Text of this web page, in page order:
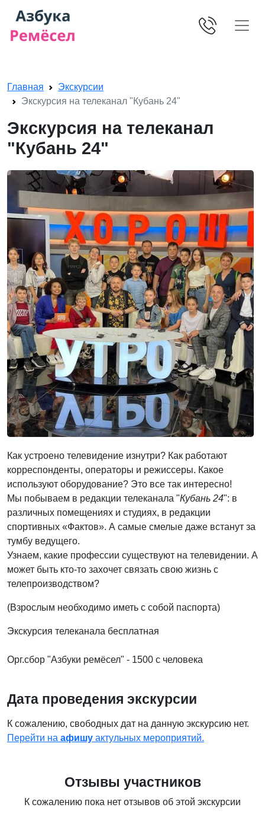
Главная
Экскурсии
Экскурсия на телеканал "Кубань 24"
Экскурсия на телеканал
"Кубань 24"
Как устроено телевидение изнутри? Как работают
корреспонденты, операторы и режиссеры. Какое
используют оборудование? Это все так интересно!
Мы побываем в редакции телеканала "Кубань 24": в
различных помещениях и студиях, в редакции
спортивных «Фактов». А самые смелые даже встанут за
тумбу ведущего.
Узнаем, какие профессии существуют на телевидении. А
может быть кто-то захочет связать свою жизнь с
телепроизводством?
(Взрослым необходимо иметь с собой паспорта)
Экскурсия телеканала бесплатная
Орг.сбор "Азбуки ремёсел" - 1500 с человека
Дата проведения экскурсии
К сожалению, свободных дат на данную экскурсию нет.
Перейти на афишу актульных мероприятий.
Отзывы участников
К сожалению пока нет отзывов об этой экскурсии